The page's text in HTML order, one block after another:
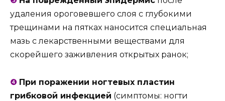
удаления ороговевшего слоя с глубокими
трещинами на пятках наносится специальная
мазь с лекарственными веществами для
скорейшего заживления открытых ранок;
❹ При поражении ногтевых пластин
грибковой инфекцией (симптомы: ногти